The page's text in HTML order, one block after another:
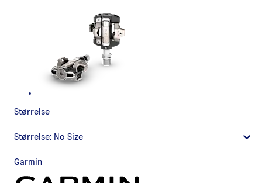
Størrelse
Størrelse: No Size
Garmin